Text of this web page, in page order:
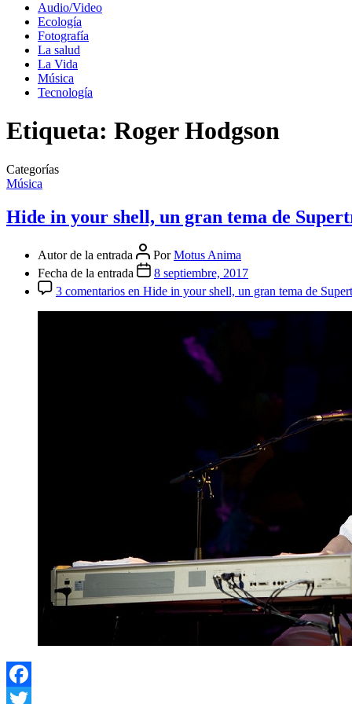
Audio/Video
Ecología
Fotografía
La salud
La Vida
Música
Tecnología
Etiqueta: Roger Hodgson
Categorías
Música
Hide in your shell, un gran tema de
Autor de la entrada PorMotus Anima
Fecha de la entrada
8 septiembre, 2017
3 comentarios en Hide in your shell, un gran tema de
Facebook